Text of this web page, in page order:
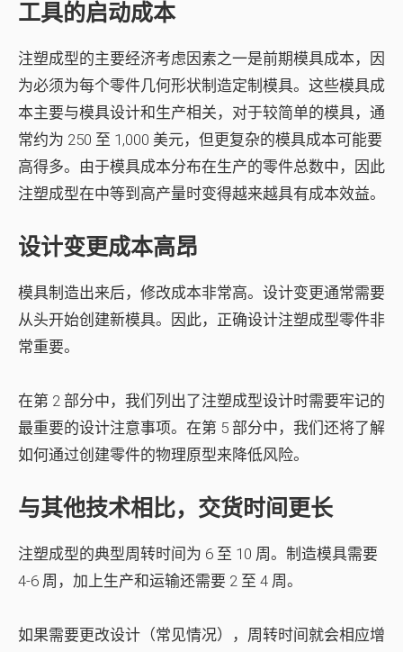
工具的启动成本
注塑成型的主要经济考虑因素之一是前期模具成本，因
为必须为每个零件几何形状制造定制模具。这些模具成
本主要与模具设计和生产相关，对于较简单的模具，通
常约为 250 至 1,000 美元，但更复杂的模具成本可能要
高得多。由于模具成本分布在生产的零件总数中，因此
注塑成型在中等到高产量时变得越来越具有成本效益。
设计变更成本高昂
模具制造出来后，修改成本非常高。设计变更通常需要
从头开始创建新模具。因此，正确设计注塑成型零件非
常重要。
在第 2 部分中，我们列出了注塑成型设计时需要牢记的
最重要的设计注意事项。在第 5 部分中，我们还将了解
如何通过创建零件的物理原型来降低风险。
与其他技术相比，交货时间更长
注塑成型的典型周转时间为 6 至 10 周。制造模具需要
4-6 周，加上生产和运输还需要 2 至 4 周。
如果需要更改设计（常见情况），周转时间就会相应增